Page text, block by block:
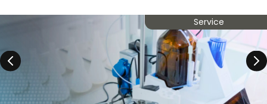
Service